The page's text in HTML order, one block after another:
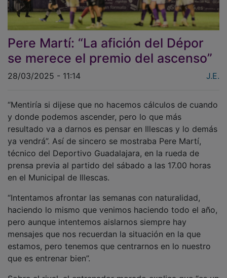
Pere Martí: “La afición del Dépor
se merece el premio del ascenso”
y donde podemos ascender, pero lo que más
resultado va a darnos es pensar en Illescas y lo demás
ya vendrá”. Así de sincero se mostraba Pere Martí,
técnico del Deportivo Guadalajara, en la rueda de
prensa previa al partido del sábado a las 17.00 horas
en el Municipal de Illescas.
haciendo lo mismo que venimos haciendo todo el año,
pero aunque intentemos aislarnos siempre hay
mensajes que nos recuerdan la situación en la que
estamos, pero tenemos que centrarnos en lo nuestro
que es entrenar bien”.